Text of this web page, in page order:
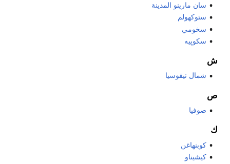
سان مارينو المدينة
ستوكهولم
سخومي
سكوپيه
ش
شمال نيقوسيا
ص
صوفيا
ك
كوبنهاغن
كيشيناو